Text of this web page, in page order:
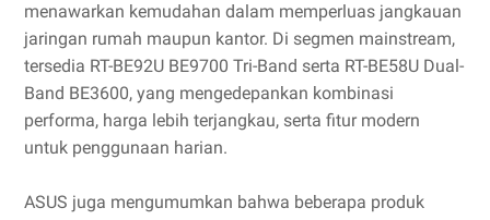
menawarkan kemudahan dalam memperluas jangkauan
jaringan rumah maupun kantor. Di segmen mainstream,
tersedia RT-BE92U BE9700 Tri-Band serta RT-BE58U Dual-
Band BE3600, yang mengedepankan kombinasi
performa, harga lebih terjangkau, serta fitur modern
untuk penggunaan harian.
ASUS juga mengumumkan bahwa beberapa produk